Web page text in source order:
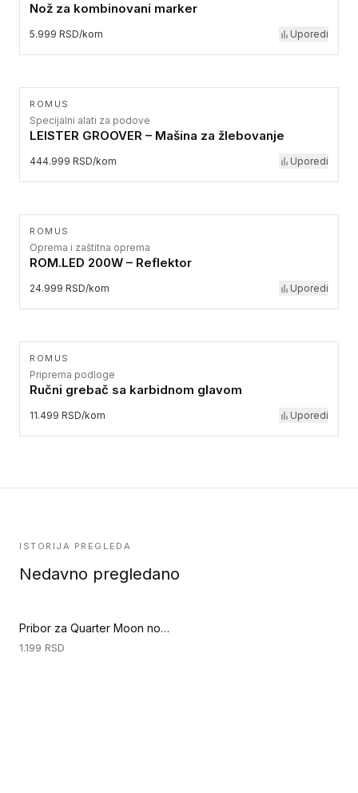
Nož za kombinovani marker
5.999 RSD/kom Uporedi
ROMUS
Specijalni alati za podove
LEISTER GROOVER – Mašina za žlebovanje
444.999 RSD/kom Uporedi
ROMUS
Oprema i zaštitna oprema
ROM.LED 200W – Reflektor
24.999 RSD/kom Uporedi
ROMUS
Priprema podloge
Ručni grebač sa karbidnom glavom
11.499 RSD/kom Uporedi
ISTORIJA PREGLEDA
Nedavno pregledano
Pribor za Quarter Moon nož – Vodič za obrezivanje (Specijalni alati za podove)
1.199 RSD